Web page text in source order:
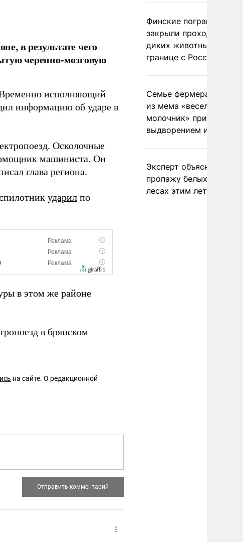
в результате чего
черепно-мозговую
исполняющий
информацию об ударе в
Осколочные
машиниста. Он
глава региона.
ударил по
в этом же районе
в брянском
на сайте. О редакционной
Финские пограничники
закрыли проходы для
диких животных на
границе с Россией
Семье фермера
из мема «веселый
молочник» пригрозили
выдворением из
Эксперт объяснил
пропажу белых грибов
лесах этим летом